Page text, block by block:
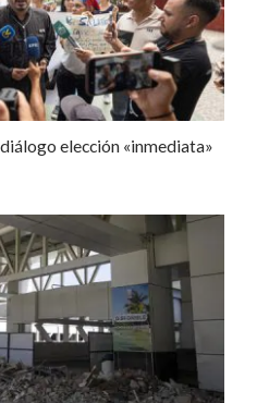
elección «inmediata»